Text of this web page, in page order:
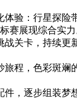
体验：行星探险
赛展现综合实力
战关卡，持续更
旅程，色彩斑斓
，逐步组装梦